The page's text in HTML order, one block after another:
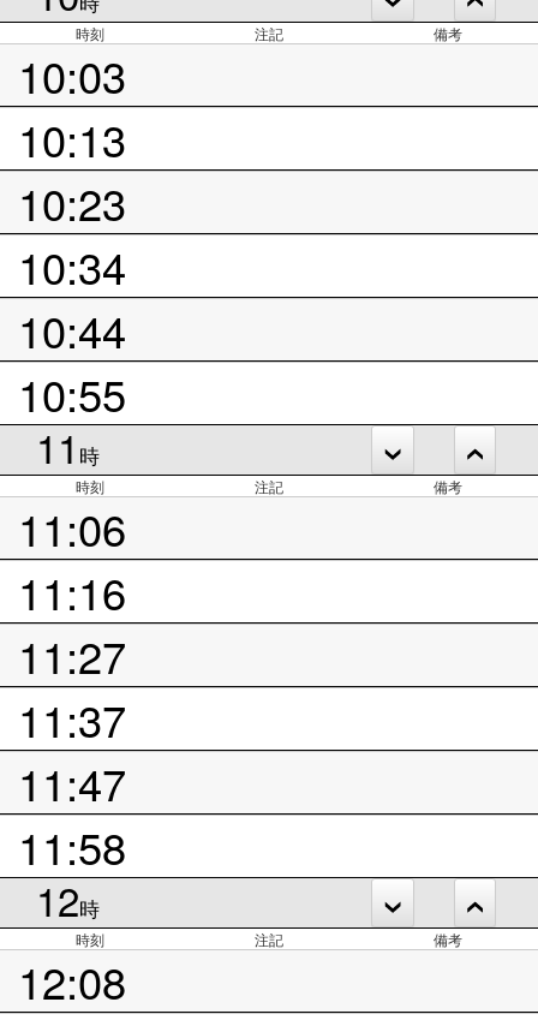
時刻 注記 備考
10:03
10:13
10:23
10:34
10:44
10:55
11 時
時刻 注記 備考
11:06
11:16
11:27
11:37
11:47
11:58
12時
時刻 注記 備考
12:08